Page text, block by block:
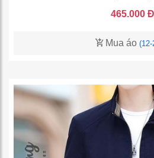
465.000 Đ
Mua áo (12-